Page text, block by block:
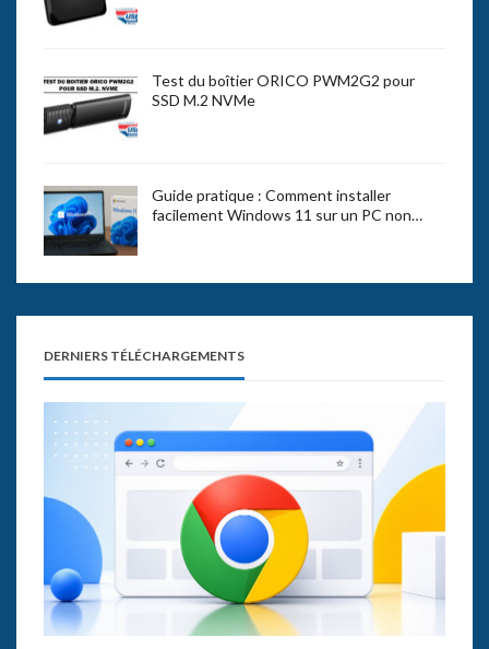
Test du boîtier ORICO PWM2G2 pour
SSD M.2 NVMe
Guide pratique : Comment installer
facilement Windows 11 sur un PC non…
DERNIERS TÉLÉCHARGEMENTS